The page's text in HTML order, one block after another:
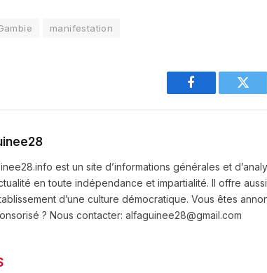
manifestation
Facebook
est un site d’informations générales et
en toute indépendance et impartialité. Il offre
d’une culture démocratique. Vous êtes
? Nous contacter: alfaguinee28@gmail.com